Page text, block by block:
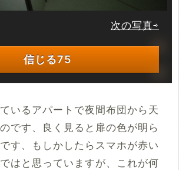
次の写真⇨
信じる75
いるアパートで夜間布団から天
です、良く見ると扉の色が明ら
す、もしかしたらスマホが赤い
はと思っていますが、これが何